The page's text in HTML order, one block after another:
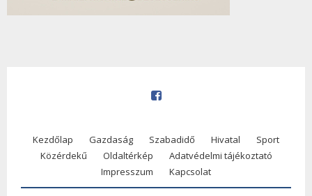
Kezdőlap Gazdaság Szabadidő Hivatal
Sport
Közérdekű
Oldaltérkép
Adatvédelmi tájékoztató
Impresszum
Kapcsolat